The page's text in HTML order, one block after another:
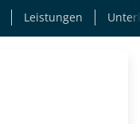
Leistungen